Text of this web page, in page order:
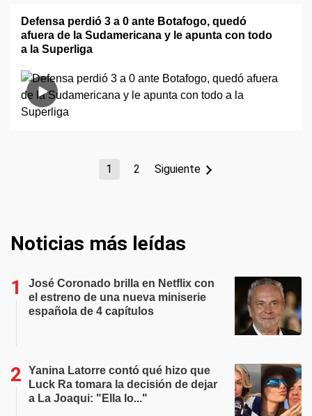
Defensa perdió 3 a 0 ante Botafogo, quedó
afuera de la Sudamericana y le apunta con todo
a la Superliga
1 2 Siguiente
Noticias más leídas
José Coronado brilla en Netflix con
el estreno de una nueva miniserie
española de 4 capítulos
Yanina Latorre contó qué hizo que
Luck Ra tomara la decisión de dejar
a La Joaqui: "Ella lo..."